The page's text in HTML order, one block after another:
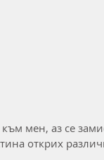
мен, аз се
открих